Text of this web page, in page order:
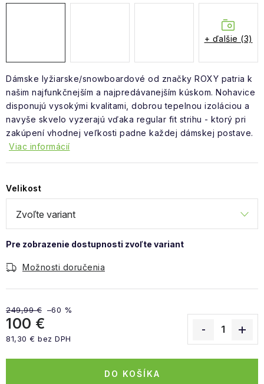
Dámske lyžiarske/snowboardové od značky ROXY patria k
našim najfunkčnejším a najpredávanejším kúskom. Nohavice
disponujú vysokými kvalitami, dobrou tepelnou izoláciou a
navyše skvelo vyzerajú vďaka regular fit strihu - ktorý pri
zakúpení vhodnej veľkosti padne každej dámskej postave.
Viac informácií
Velikost
Možnosti doručenia
249,99 € –60 %
100 €
81,30 € bez DPH
DO KOŠÍKA
+ ďalšie (3)